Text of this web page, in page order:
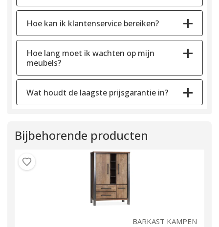
Hoe kan ik klantenservice bereiken?
Hoe lang moet ik wachten op mijn
meubels?
Wat houdt de laagste prijsgarantie in?
Bijbehorende producten
BARKAST KAMPEN